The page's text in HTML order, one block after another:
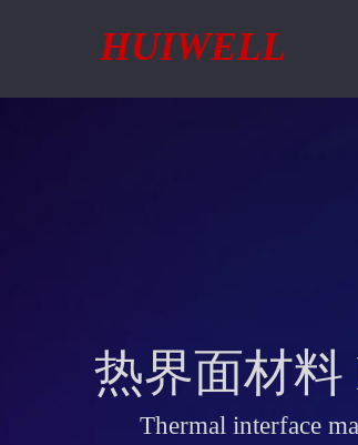
HUIWELL
热界面材
Thermal interface